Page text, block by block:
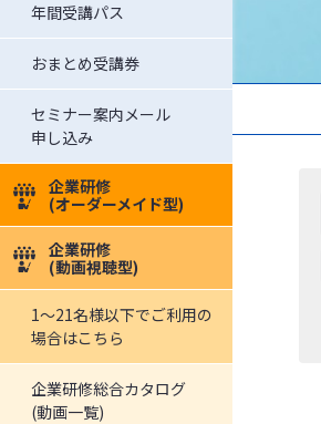
年間受講パス
おまとめ受講券
セミナー案内メール
申し込み
企業研修
(オーダーメイド型)
企業研修
(動画視聴型)
1～21名様以下でご利用の
場合はこちら
企業研修総合カタログ
(動画一覧)